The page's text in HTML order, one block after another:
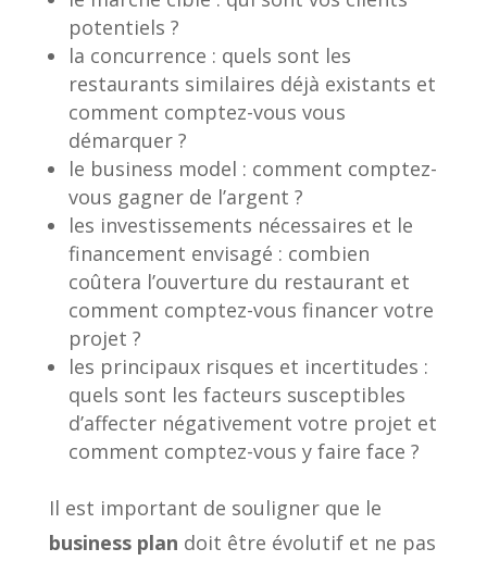
potentiels ?
la concurrence : quels sont les
restaurants similaires déjà existants et
comment comptez-vous vous
démarquer ?
le business model : comment comptez-
vous gagner de l’argent ?
les investissements nécessaires et le
financement envisagé : combien
coûtera l’ouverture du restaurant et
comment comptez-vous financer votre
projet ?
les principaux risques et incertitudes :
quels sont les facteurs susceptibles
d’affecter négativement votre projet et
comment comptez-vous y faire face ?
Il est important de souligner que le
business plan doit être évolutif et ne pas